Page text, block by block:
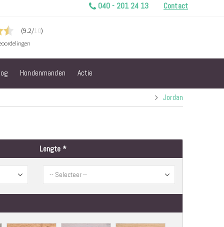
040 - 201 24 13 Contact
Hondenmanden Actie
Jordan
Lengte